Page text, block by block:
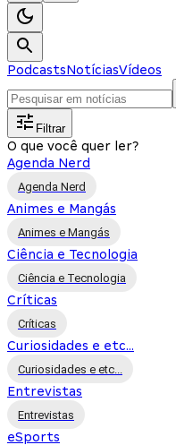
PodcastsNotíciasVídeos
Filtrar
O que você quer ler?
Agenda Nerd
Agenda Nerd
Animes e Mangás
Animes e Mangás
Ciência e Tecnologia
Ciência e Tecnologia
Críticas
Críticas
Curiosidades e etc...
Curiosidades e etc...
Entrevistas
Entrevistas
eSports